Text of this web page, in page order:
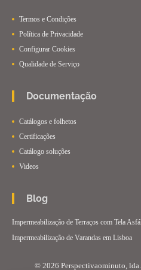
Termos e Condições
Política de Privacidade
Configurar Cookies
Qualidade de Serviço
Documentação
Catálogos e folhetos
Certificações
Catálogo soluções
Videos
Blog
Impermeabilização de Terraços com Tela
Impermeabilização de Varandas em Lisboa
© 2026 Perspectivaominuto,